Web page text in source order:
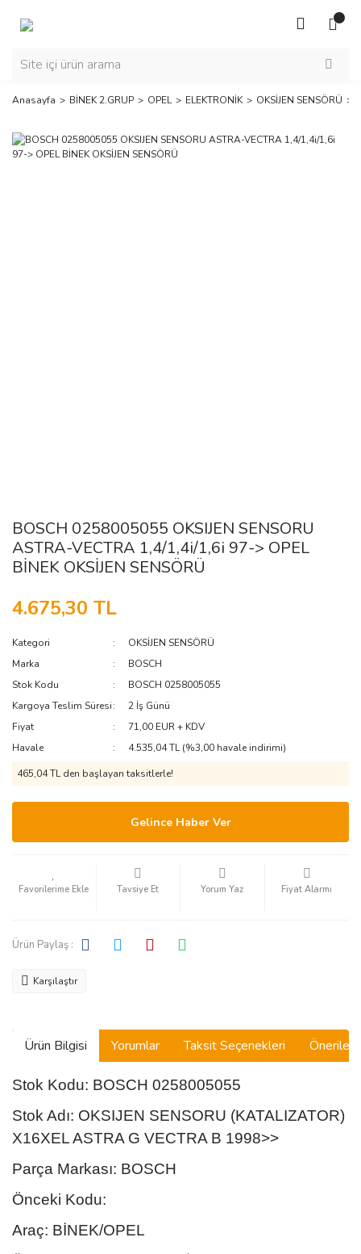
Anasayfa BİNEK 2.GRUP OPEL ELEKTRONİK OKSİJEN SENSÖRÜ
BOSCH 0258005055 OKSIJEN SENSORU
ASTRA-VECTRA 1,4/1,4i/1,6i 97-> OPEL
BİNEK OKSİJEN SENSÖRÜ
4.675,30 TL
Kategori
OKSİJEN SENSÖRÜ
Marka
BOSCH
Stok Kodu
BOSCH 0258005055
Kargoya Teslim Süresi
2 İş Günü
Fiyat
71,00 EUR + KDV
Havale
4.535,04 TL (%3,00 havale indirimi)
465,04 TL den başlayan taksitlerle!
Gelince Haber Ver
Tavsiye Et Yorum Yaz Fiyat Alarmı
Ürün Paylaş :
Karşılaştır
Ürün Bilgisi Yorumlar Taksit Seçenekleri
Stok Kodu: BOSCH 0258005055
Stok Adı: OKSIJEN SENSORU (KATALIZATOR)
X16XEL ASTRA G VECTRA B 1998>>
Parça Markası: BOSCH
Önceki Kodu:
Araç: BİNEK/OPEL